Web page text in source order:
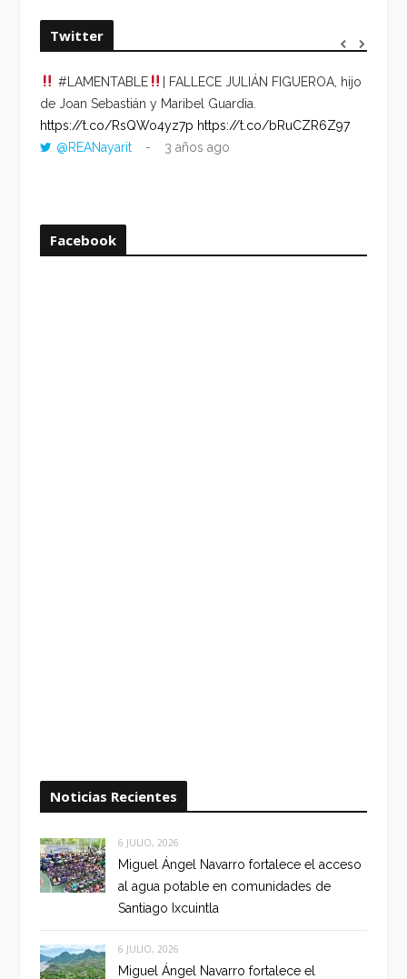
Twitter
#LAMENTABLE
| FALLECE JULIÁN FIGUEROA, hijo
de Joan Sebastián y Maribel Guardia.
https://t.co/RsQWo4yz7p https://t.co/bRuCZR6Z97
@REANayarit
3 años ago
Facebook
Noticias Recientes
6 JULIO, 2026
Miguel Ángel Navarro fortalece el acceso
al agua potable en comunidades de
Santiago Ixcuintla
6 JULIO, 2026
Miguel Ángel Navarro fortalece el